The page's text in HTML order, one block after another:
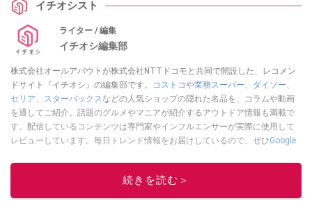
イチオシスト
ライター / 編集
イチオシ編集部
株式会社オールアバウトが株式会社NTTドコモと共同で開設した、レコメン
ドサイト『イチオシ』の編集部です。
コストコや業務スーパー、 ダイソー、
セリア、 スターバックスなどの人気ショップの隠れた名品を、コラムや動画
を通してご紹介。話題のグルメやマニアが紹介するアウトドア情報も満載で
す。配信しているコンテンツは専門家やインフルエンサーが実際に使用して
レビューしています。毎日トレンド情報をお届けしているので、ぜひGoogle
このイチオシストの他の記事を読む
続きを読む＞